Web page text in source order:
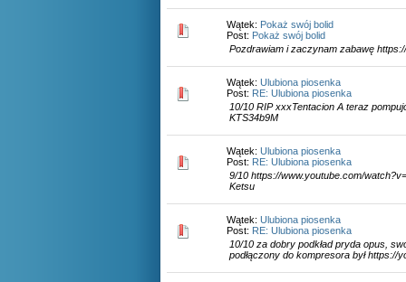
Wątek: Pokaż swój bolid
Post: Pokaż swój bolid
Pozdrawiam i zaczynam zabawę
Wątek: Ulubiona piosenka
Post: RE: Ulubiona piosenka
10/10 RIP xxxTentacion A teraz
KTS34b9M
Wątek: Ulubiona piosenka
Post: RE: Ulubiona piosenka
9/10 https://www.youtube.com/
Ketsu
Wątek: Ulubiona piosenka
Post: RE: Ulubiona piosenka
10/10 za dobry podkład pryda opus,
podłączony do kompresora był https://